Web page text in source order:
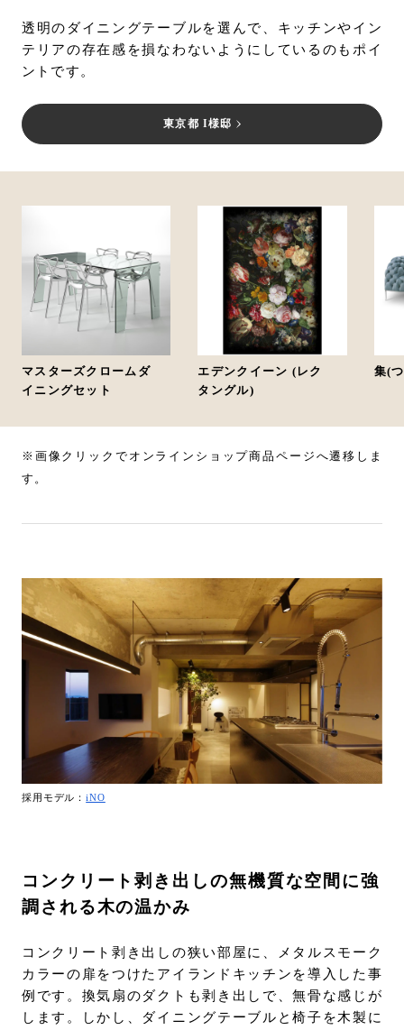
透明のダイニングテーブルを選んで、キッチンやイン
テリアの存在感を損なわないようにしているのもポイ
ントです。
東京都 I様邸
マスターズクロームダ
イニングセット
エデンクイーン (レク
タングル)
集(
※画像クリックでオンラインショップ商品ページへ遷移しま
す。
採用モデル：iNO
コンクリート剥き出しの無機質な空間に強
調される木の温かみ
コンクリート剥き出しの狭い部屋に、メタルスモーク
カラーの扉をつけたアイランドキッチンを導入した事
例です。換気扇のダクトも剥き出しで、無骨な感じが
します。しかし、ダイニングテーブルと椅子を木製に